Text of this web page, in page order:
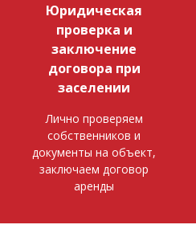
Юридическая
проверка и
заключение
договора при
заселении
Лично проверяем
собственников и
документы на объект,
заключаем договор
аренды